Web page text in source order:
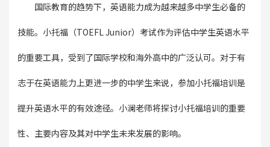
国际教育的趋势下，英语能力成为越来越多中学生必备的
技能。小托福（TOEFL Junior）考试作为评估中学生英语水平
的重要工具，受到了国际学校和海外高中的广泛认可。对于有
志于在英语能力上更进一步的中学生来说，参加小托福培训是
提升英语水平的有效途径。小澜老师将探讨小托福培训的重要
性、主要内容及其对中学生未来发展的影响。